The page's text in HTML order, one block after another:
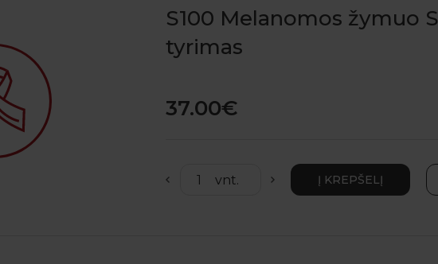
S100 Melanomos žymuo
tyrimas
37.00€